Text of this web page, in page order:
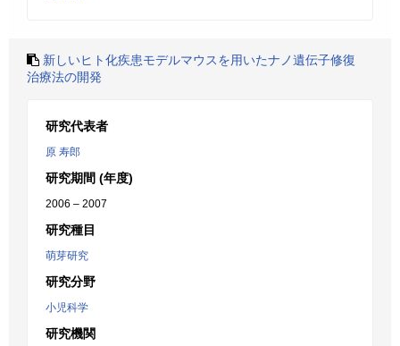
新しいヒト化疾患モデルマウスを用いたナノ遺伝子修復
治療法の開発
研究代表者
原 寿郎
研究期間 (年度)
2006 – 2007
研究種目
萌芽研究
研究分野
小児科学
研究機関